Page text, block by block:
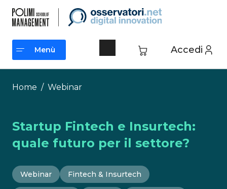
contenuto
Accedi
Menù
Menù
Home / Webinar
Startup Fintech e Insurtech:
quale futuro per il settore?
Webinar Fintech & Insurtech